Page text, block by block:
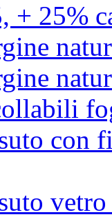
+ 25%
con